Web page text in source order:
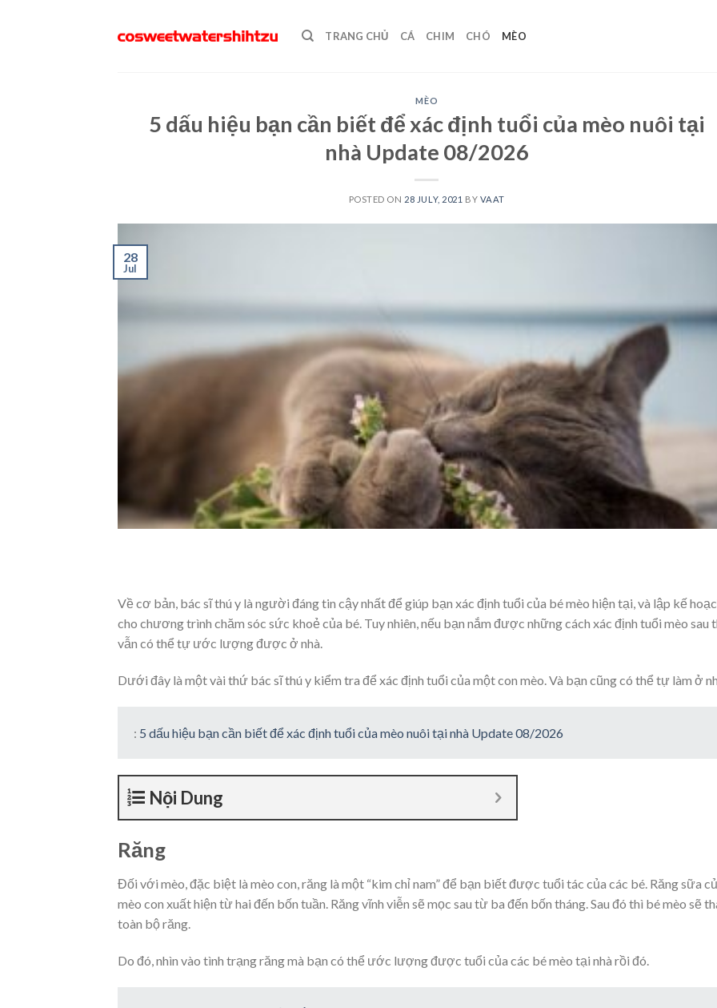
TRANG CHỦ CÁ CHIM CHÓ MÈO
MÈO
5 dấu hiệu bạn cần biết để xác định tuổi của mèo nuôi tại
nhà Update 08/2026
POSTED ON 28 JULY, 2021 BY VAAT
28
Jul
Về cơ bản, bác sĩ thú y là người đáng tin cậy nhất để giúp bạn xác định tuổi của bé mèo hiện tại, và lập kế
cho chương trình chăm sóc sức khoẻ của bé. Tuy nhiên, nếu bạn nắm được những cách xác định tuổi mèo sau
vẫn có thể tự ước lượng được ở nhà.
Dưới đây là một vài thứ bác sĩ thú y kiểm tra để xác định tuổi của một con mèo. Và bạn cũng có thể tự làm ở
: 5 dấu hiệu bạn cần biết để xác định tuổi của mèo nuôi tại nhà Update 08/2026
Nội Dung
Răng
Đối với mèo, đặc biệt là mèo con, răng là một “kim chỉ nam” để bạn biết được tuổi tác của các bé. Răng sữa
mèo con xuất hiện từ hai đến bốn tuần. Răng vĩnh viễn sẽ mọc sau từ ba đến bốn tháng. Sau đó thì bé mèo sẽ
toàn bộ răng.
Do đó, nhìn vào tình trạng răng mà bạn có thể ước lượng được tuổi của các bé mèo tại nhà rồi đó.